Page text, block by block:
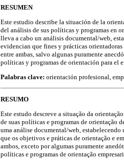
RESUMEN
Este estudio describe la situación de la
del análisis de sus políticas y programas en
lleva a cabo un análisis documental/web,
evidencian que fines y prácticas
entre ambas, salvo algunas puramente
políticas y programas de orientación para el
Palabras clave: orientación profesional,
RESUMO
Este estudo descreve a situação da
de suas políticas e programas de orientação
uma análise documental/web, estabelecendo
que os objetivos e práticas de orientação e
ambos, exceto por algumas puramente
políticas e programas de orientação